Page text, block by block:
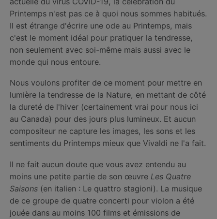
Printemps n'est pas ce à quoi nous sommes habitués.
Il est étrange d'écrire une ode au Printemps, mais
c'est le moment idéal pour pratiquer la tendresse,
non seulement avec soi-même mais aussi avec le
monde qui nous entoure.
Nous voulons profiter de ce moment pour mettre en
lumière la tendresse de la Nature, en mettant de côté
la dureté de l'hiver (certainement vrai pour nous ici
au Canada) pour des jours plus lumineux. Et aucun
compositeur ne capture les images, les sons et les
sentiments du Printemps mieux que Vivaldi ne l'a fait.
Il ne fait aucun doute que vous avez entendu au
moins une petite partie de son œuvre Les Quatre
Saisons (en italien : Le quattro stagioni). La musique
de ce groupe de quatre concerti pour violon a été
jouée dans au moins 100 films et émissions de